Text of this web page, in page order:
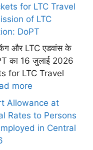
for LTC Travel
of LTC
DoPT
और LTC एडवांस के
का 16 जुलाई 2026
for LTC Travel
more
Allowance at
Rates to Persons
in Central